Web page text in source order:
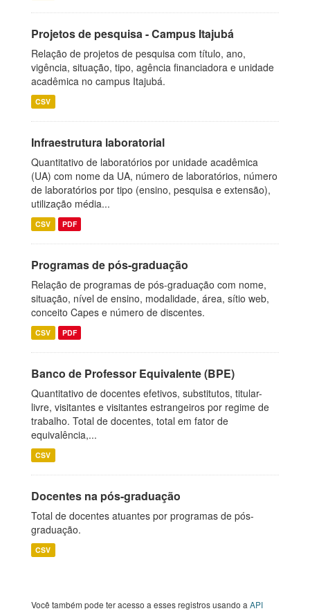
Projetos de pesquisa - Campus Itajubá
Relação de projetos de pesquisa com título, ano,
vigência, situação, tipo, agência financiadora e unidade
acadêmica no campus Itajubá.
CSV
Infraestrutura laboratorial
Quantitativo de laboratórios por unidade acadêmica
(UA) com nome da UA, número de laboratórios, número
de laboratórios por tipo (ensino, pesquisa e extensão),
utilização média...
CSV PDF
Programas de pós-graduação
Relação de programas de pós-graduação com nome,
situação, nível de ensino, modalidade, área, sítio web,
conceito Capes e número de discentes.
CSV PDF
Banco de Professor Equivalente (BPE)
Quantitativo de docentes efetivos, substitutos, titular-
livre, visitantes e visitantes estrangeiros por regime de
trabalho. Total de docentes, total em fator de
equivalência,...
CSV
Docentes na pós-graduação
Total de docentes atuantes por programas de pós-
graduação.
CSV
Você também pode ter acesso a esses registros usando a API